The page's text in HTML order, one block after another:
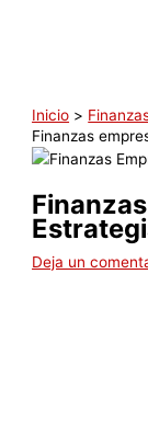
Inicio
Finanzas
Deja un